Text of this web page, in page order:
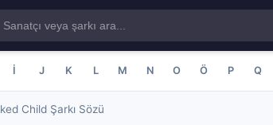
İ J K L M N O Ö P Q
Child Şarkı Sözü